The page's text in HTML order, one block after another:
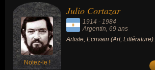
Notez-le !
Julio Cortazar
1914 - 1984
Argentin, 69 ans
Artiste, Écrivain (Art, Littérature).